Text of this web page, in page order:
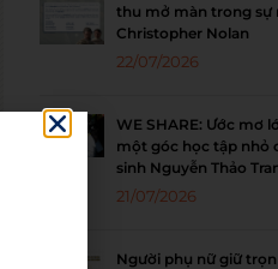
thu mở màn trong sự
Christopher Nolan
22/07/2026
WE SHARE: Ước mơ
một góc học tập nhỏ
sinh Nguyễn Thảo
21/07/2026
Người phụ nữ giữ trọn